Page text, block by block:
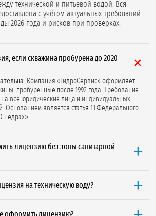
технической и питьевой водой. Вся
с учётом актуальных требований
2026 года и рисков при проверках.
если скважина пробурена до 2020
. Компания «ГидроСервис» оформляет
пробуренные после 1992 года. Требование
на все юридические лица и индивидуальных
Основанием является статья 11 Федерального
недрах».
лицензию без зоны санитарной
эпидемиологические заключения не
на техническую воду?
оформить лицензию?